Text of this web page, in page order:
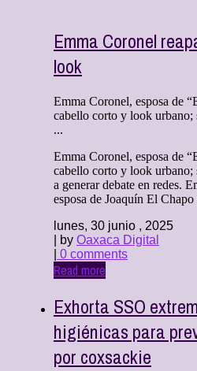
Emma Coronel
look
Emma Coronel, esposa de
cabello corto y look urbano;
...
Emma Coronel, esposa de
cabello corto y look urbano;
a generar debate en redes.
esposa de Joaquín El
lunes, 30 junio , 2025
| by Oaxaca Digital
0 comments
Read more
Exhorta SSO
higiénicas para
por coxsackie